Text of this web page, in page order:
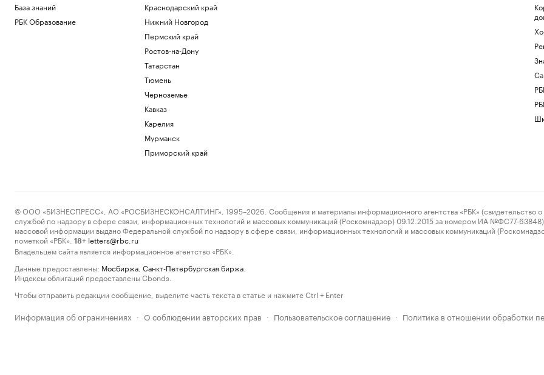
База знаний
РБК Образование
Краснодарский край
Нижний Новгород
Пермский край
Ростов-на-Дону
Татарстан
Тюмень
Черноземье
Кавказ
Карелия
Мурманск
Приморский край
© ООО «БИЗНЕСПРЕСС», АО «РОСБИЗНЕСКОНСАЛТИНГ», 1995–2026. Сообщения и материалы информационного агентства «РБК» (свидетельство о
службой по надзору в сфере связи, информационных технологий и массовых коммуникаций (Роскомнадзор) 09.12.2015 за номером ИА №ФС77-63848)
массовой информации выдано Федеральной службой по надзору в сфере связи, информационных технологий и массовых коммуникаций
пометкой «РБК».
18+ letters@rbc.ru
Владельцем сайта является информационное агентство «РБК».
Данные предоставлены: Мосбиржа Санкт-Петербургская биржа
Индексы облигаций предоставлены Cbonds.
Чтобы отправить редакции сообщение, выделите часть текста в статье и нажмите Ctrl + Enter
Информация об ограничениях · О соблюдении авторских прав · Пользовательское соглашение · Политика в отношении обработки